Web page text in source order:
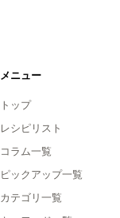
メニュー
トップ
レシピリスト
コラム一覧
ピックアップ一覧
カテゴリ一覧